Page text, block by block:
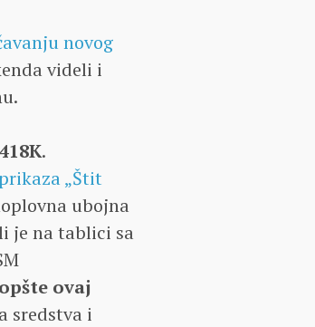
novog
videli i
.
„Štit
ubojna
je na tablici sa
ovaj
sredstva i